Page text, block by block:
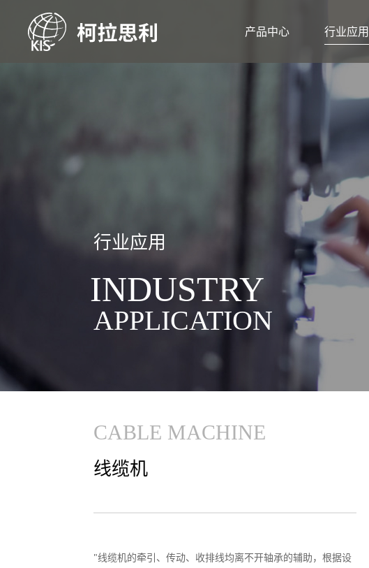
产品中心 行业应用
行业应用
INDUSTRY
APPLICATION
CABLE MACHINE
线缆机
"线缆机的牵引、传动、收排线均离不开轴承的辅助，根据设